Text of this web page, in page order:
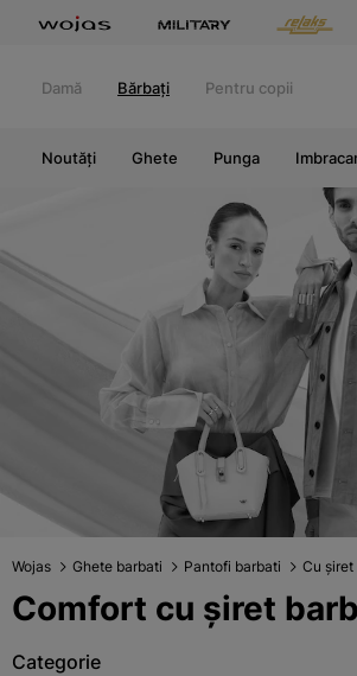
Damă Bărbați Pentru copii
Noutăți Ghete Punga
Wojas Ghete barbati Pantofi barbati Cu șiret
Comfort cu șiret
Categorie